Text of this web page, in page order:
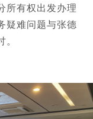
所有权出发办理
疑难问题与张德
。